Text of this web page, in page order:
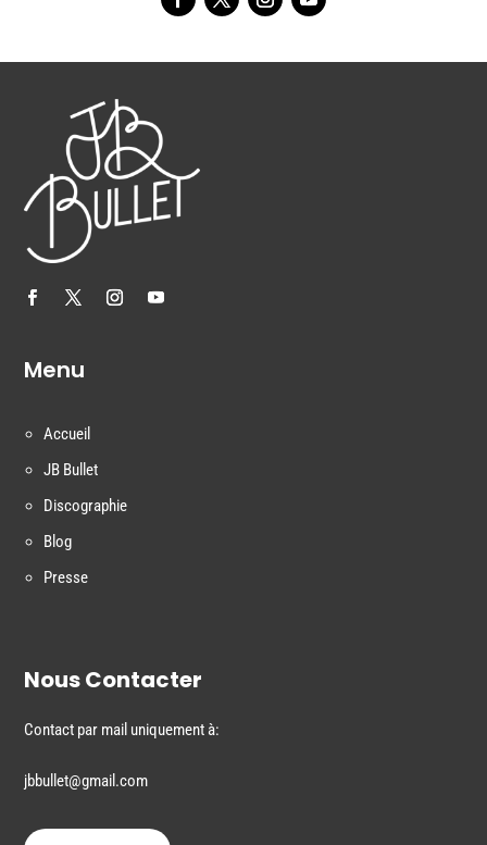
Menu
Accueil
JB Bullet
Discographie
Blog
Presse
Nous Contacter
Contact par mail uniquement à:
jbbullet@gmail.com